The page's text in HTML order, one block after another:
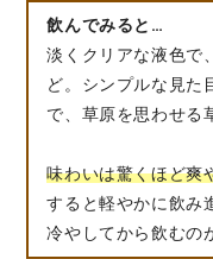
飲んでみると…
淡くクリアな液色で
ど。シンプルな見た
で、草原を思わせる
味わいは驚くほど爽
すると軽やかに飲み
冷やしてから飲むの